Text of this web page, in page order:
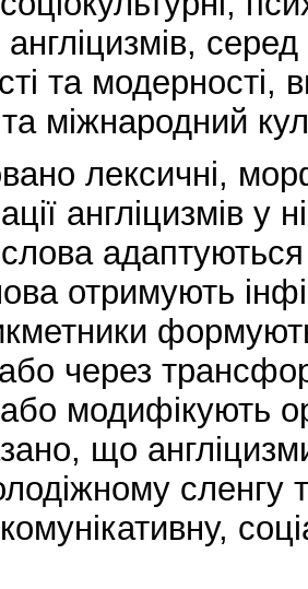
та модерності,
міжнародний
лексичні,
англіцизмів у
отримують
через
або модифікують
що
сленгу